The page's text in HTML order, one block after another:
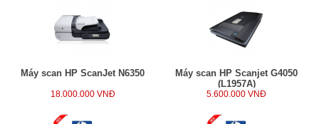
Máy scan HP ScanJet N6350
18.000.000 VNĐ
Máy scan HP Scanjet G4050
(L1957A)
5.600.000 VNĐ